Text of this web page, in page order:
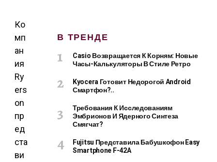
Ко
мп
ан
ия
Ry
ers
on
пр
ед
ста
ви
В ТРЕНДЕ
Casio Возвращается К Корням: Новые
Часы-Калькуляторы В Стиле Ретро
Kyocera Готовит Недорогой Android
Смартфон?..
Требования К Исследованиям
Эмбрионов И Ядерного Синтеза
Смягчат?
Fujitsu Представила Бабушкофон Easy
Smartphone F-42A